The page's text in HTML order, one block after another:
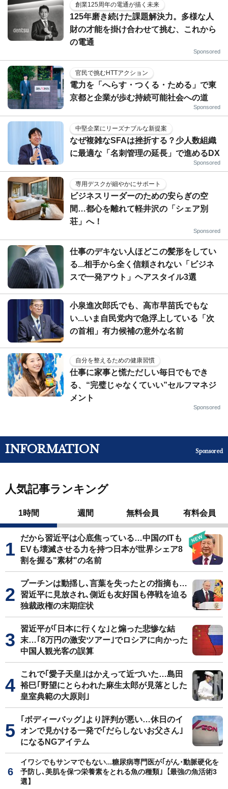
創業125周年の電通が描く未来
125年磨き続けた課題解決力。多様な人
財の才能を掛け合わせて挑む、これから
の電通
Sponsored
官民で挑むHTTアクション
電力を「へらす・つくる・ためる」で東
京都と企業が歩む持続可能社会への道
Sponsored
中堅企業にリーズナブルな新提案
なぜ複雑なSFAは挫折する？少人数組織
に最適な「名刺管理の延長」で進めるDX
Sponsored
専用デスクが細やかにサポート
ビジネスリーダーのための安らぎの空
間…都心を離れて軽井沢の「シェア別
荘」へ！
Sponsored
仕事のデキない人ほどこの髪形をしてい
る...相手から全く信頼されない「ビジネ
スで一発アウト」ヘアスタイル3選
小泉進次郎氏でも、高市早苗氏でもな
い...いま自民党内で急浮上している「次
の首相」有力候補の意外な名前
自分を整えるための健康習慣
仕事に家事と慌ただしい毎日でもでき
る、“完璧じゃなくていい”セルフマネジ
メント
Sponsored
INFORMATION Sponsored
人気記事ランキング
1時間 週間 無料会員 有料会員
だから習近平は心底焦っている…中国のITも
EVも壊滅させる力を持つ日本が世界シェア8
割を握る"素材"の名前
プーチンは動揺し､言葉を失ったとの指摘も…
習近平に見放され､側近も友好国も停戦を迫る
独裁政権の末期症状
習近平が｢日本に行くな｣と煽った悲惨な結
末…｢8万円の激安ツアー｣でロシアに向かった
中国人観光客の誤算
これで｢愛子天皇｣はかえって近づいた…島田
裕巳｢野望にとらわれた麻生太郎が見落とした
皇室典範の大原則｣
｢ボディーバッグ｣より評判が悪い…休日のイ
オンで見かける一発で｢だらしないお父さん｣
になるNGアイテム
イワシでもサンマでもない...糖尿病専門医が｢がん･動脈硬化を
予防し､美肌を保つ栄養素をとれる魚の種類｣【最強の魚活術3
選】